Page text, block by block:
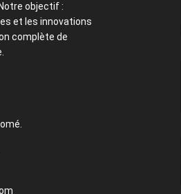
objectif :
et les innovations
complète de